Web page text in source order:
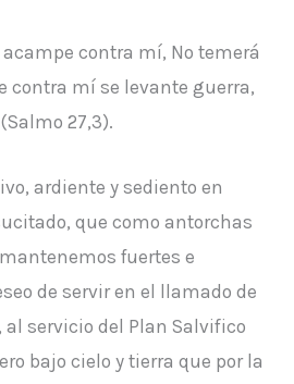
contra mí, No temerá
contra mí se levante guerra,
27,3).
ardiente y sediento en
que como antorchas
fuertes e
de servir en el llamado de
servicio del Plan Salvifico
bajo cielo y tierra que por la